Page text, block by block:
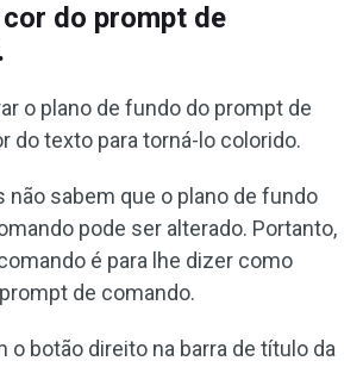
do prompt de
o plano de fundo do prompt de
do texto para torná-lo colorido.
não sabem que o plano de fundo
pode ser alterado. Portanto,
é para lhe dizer como
de comando.
o botão direito na barra de título da